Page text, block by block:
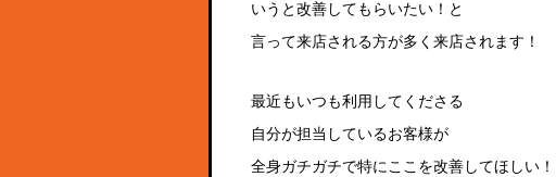
いうと改善してもらいたい！と
言って来店される方が多く来店されます！
最近もいつも利用してくださる
自分が担当しているお客様が
全身ガチガチで特にここを改善してほしい！